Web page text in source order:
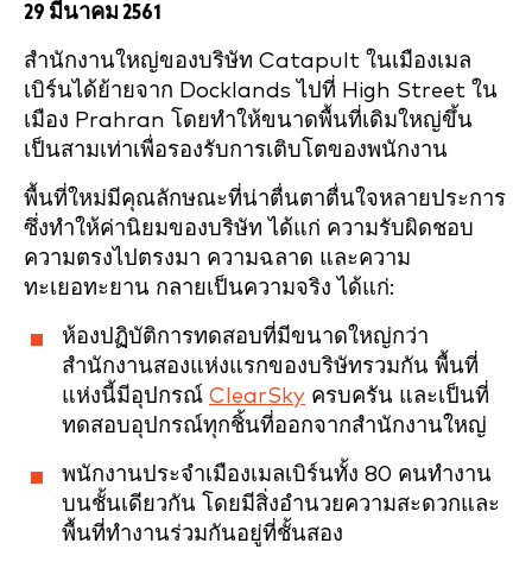
29 มีนาคม 2561
สำนักงานใหญ่ของบริษัท Catapult ในเมืองเมล
เบิร์นได้ย้ายจาก Docklands ไปที่ High Street ใน
เมือง Prahran โดยทำให้ขนาดพื้นที่เดิมใหญ่ขึ้น
เป็นสามเท่าเพื่อรองรับการเติบโตของพนักงาน
พื้นที่ใหม่มีคุณลักษณะที่น่าตื่นตาตื่นใจหลายประการ
ซึ่งทำให้ค่านิยมของบริษัท ได้แก่ ความรับผิดชอบ
ความตรงไปตรงมา ความฉลาด และความ
ทะเยอทะยาน กลายเป็นความจริง ได้แก่:
ห้องปฏิบัติการทดสอบที่มีขนาดใหญ่กว่า
สำนักงานสองแห่งแรกของบริษัทรวมกัน พื้นที่
แห่งนี้มีอุปกรณ์ ClearSky ครบครัน และเป็นที่
ทดสอบอุปกรณ์ทุกชิ้นที่ออกจากสำนักงานใหญ่
พนักงานประจำเมืองเมลเบิร์นทั้ง 80 คนทำงาน
บนชั้นเดียวกัน โดยมีสิ่งอำนวยความสะดวกและ
พื้นที่ทำงานร่วมกันอยู่ที่ชั้นสอง